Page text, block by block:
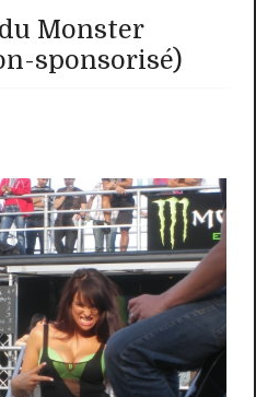
Monster
sponsorisé)